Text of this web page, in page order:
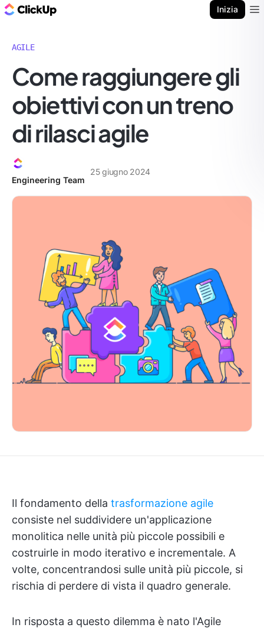
Inizia
AGILE
Come raggiungere gli
obiettivi con un treno
di rilasci agile
Engineering Team
25 giugno 2024
Il fondamento della trasformazione agile
consiste nel suddividere un'applicazione
monolitica nelle unità più piccole possibili e
costruirle in modo iterativo e incrementale. A
volte, concentrandosi sulle unità più piccole, si
rischia di perdere di vista il quadro generale.
In risposta a questo dilemma è nato l'Agile